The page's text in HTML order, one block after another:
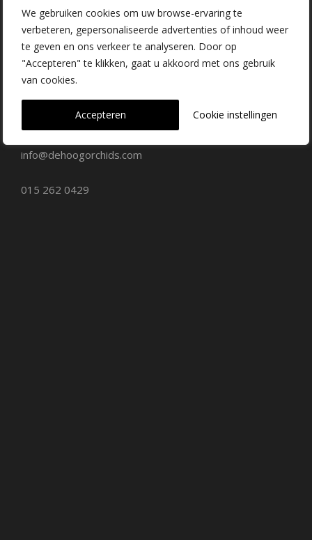
We gebruiken cookies om uw browse-ervaring te
verbeteren, gepersonaliseerde advertenties of inhoud weer
te geven en ons verkeer te analyseren. Door op
"Accepteren" te klikken, gaat u akkoord met ons gebruik
van cookies.
Cookie instellingen
Accepteren
Vacatures
Contact
Kwekerij Delfgauw
Vrederustlaan 10
info@dehoogorchids.com
015 262 0429